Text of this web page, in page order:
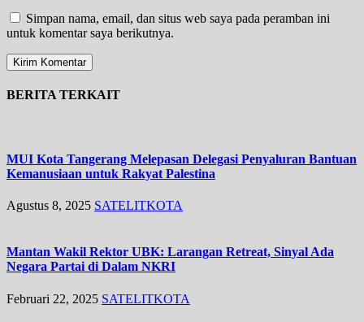
Simpan nama, email, dan situs web saya pada peramban ini
untuk komentar saya berikutnya.
BERITA TERKAIT
MUI Kota Tangerang Melepasan Delegasi Penyaluran Bantuan
Kemanusiaan untuk Rakyat Palestina
Agustus 8, 2025 SATELITKOTA
Mantan Wakil Rektor UBK: Larangan Retreat, Sinyal Ada
Negara Partai di Dalam NKRI
Februari 22, 2025 SATELITKOTA